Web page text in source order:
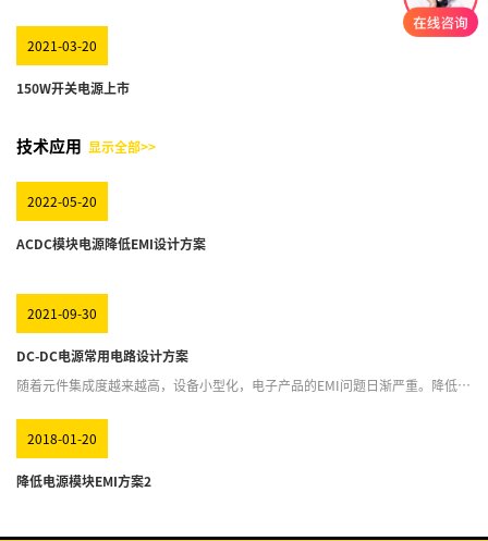
2021-03-20
150W开关电源上市
技术应用 显示全部>>
2022-05-20
ACDC模块电源降低EMI设计方案
2021-09-30
DC-DC电源常用电路设计方案
随着元件集成度越来越高，设备小型化，电子产品的EMI问题日渐严重。降低模
事先的一些基本思想可以使任务变得更加容易。首先是确保组件的位置噪音。
如来自共模电容的横截面积。 2、保持电流回路较小，导体通过感应和辐射耦合
能量的能力通过较小的环路降低，环路起到天线的作用。对于成对的铜印刷电
2018-01-20
降低电源模块EMI方案2